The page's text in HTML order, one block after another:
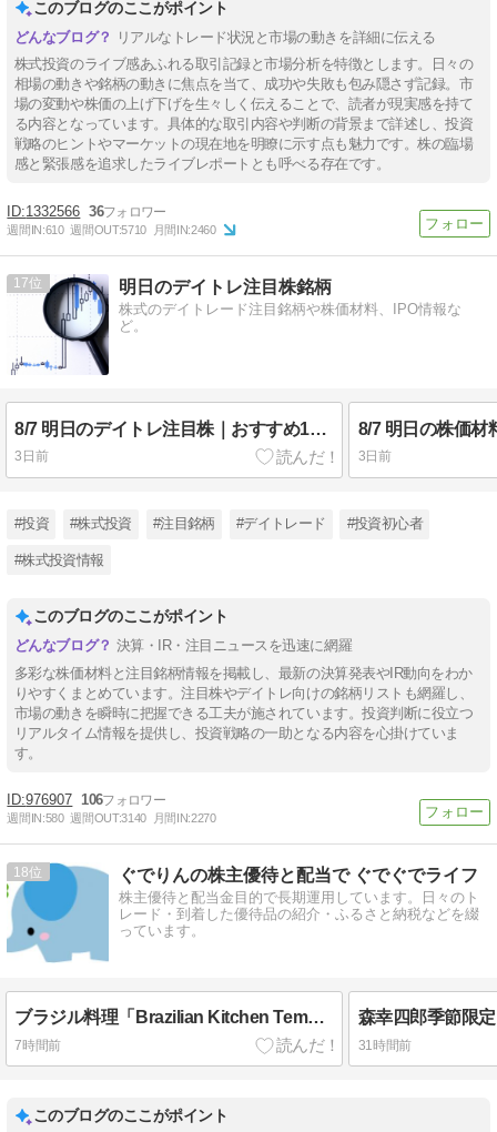
このブログのここがポイント
リアルなトレード状況と市場の動きを詳細に伝える
株式投資のライブ感あふれる取引記録と市場分析を特徴とします。日々の
相場の動きや銘柄の動きに焦点を当て、成功や失敗も包み隠さず記録。市
場の変動や株価の上げ下げを生々しく伝えることで、読者が現実感を持て
る内容となっています。具体的な取引内容や判断の背景まで詳述し、投資
戦略のヒントやマーケットの現在地を明瞭に示す点も魅力です。株の臨場
感と緊張感を追求したライブレポートとも呼べる存在です。
1332566 36
週間IN:610 週間OUT:5710 月間IN:2460
17 明日のデイトレ注目株銘柄
株式のデイトレード注目銘柄や株価材料、IPO情報な
ど。
8/7 明日のデイトレ注目株｜おすすめ10銘柄を紹介
3日前 3日前
#投資 #株式投資 #注目銘柄 #デイトレード #投資初心者
#株式投資情報
このブログのここがポイント
決算・IR・注目ニュースを迅速に網羅
多彩な株価材料と注目銘柄情報を掲載し、最新の決算発表やIR動向をわか
りやすくまとめています。注目株やデイトレ向けの銘柄リストも網羅し、
市場の動きを瞬時に把握できる工夫が施されています。投資判断に役立つ
リアルタイム情報を提供し、投資戦略の一助となる内容を心掛けていま
す。
976907 106
週間IN:580 週間OUT:3140 月間IN:2270
18 ぐでりんの株主優待と配当で ぐでぐでライフ
株主優待と配当金目的で長期運用しています。日々のト
レード・到着した優待品の紹介・ふるさと納税などを綴
っています。
ブラジル料理「Brazilian Kitchen Tempero Caseiro」＆ニッスイ（1332）・マミーマート（9823）・フジオフードグループ本社（2752）株主優待到着
7時間前 31時間前
このブログのここがポイント